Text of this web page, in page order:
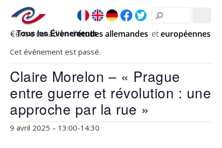
« Tous les Évènements
Cet évènement est passé.
Claire Morelon – « Prague
entre guerre et révolution : une
approche par la rue »
9 avril 2025 – 13:00-14:30